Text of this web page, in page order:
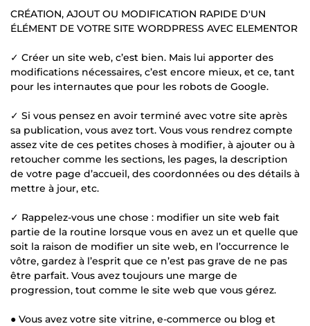
CRÉATION, AJOUT OU MODIFICATION RAPIDE D'UN
ÉLÉMENT DE VOTRE SITE WORDPRESS AVEC ELEMENTOR
✓ Créer un site web, c’est bien. Mais lui apporter des
modifications nécessaires, c’est encore mieux, et ce, tant
pour les internautes que pour les robots de Google.
✓ Si vous pensez en avoir terminé avec votre site après
sa publication, vous avez tort. Vous vous rendrez compte
assez vite de ces petites choses à modifier, à ajouter ou à
retoucher comme les sections, les pages, la description
de votre page d’accueil, des coordonnées ou des détails à
mettre à jour, etc.
✓ Rappelez-vous une chose : modifier un site web fait
partie de la routine lorsque vous en avez un et quelle que
soit la raison de modifier un site web, en l’occurrence le
vôtre, gardez à l’esprit que ce n’est pas grave de ne pas
être parfait. Vous avez toujours une marge de
progression, tout comme le site web que vous gérez.
● Vous avez votre site vitrine, e-commerce ou blog et